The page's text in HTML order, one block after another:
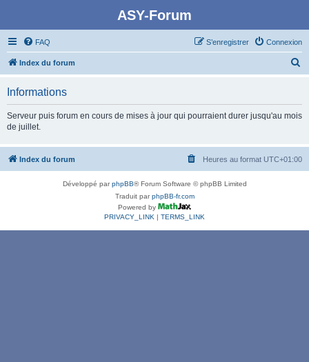
ASY-Forum
FAQ Connexion
S’enregistrer
Index du forum
c
Informations
Serveur puis forum en cours de mises à jour qui pourraient durer jusqu'au mois
de juillet.
Index du forum Heures au format UTC+01:00
Développé parphpBB® Forum Software © phpBB Limited
Traduit parphpBB-fr.com
Powered by
PRIVACY_LINK | TERMS_LINK